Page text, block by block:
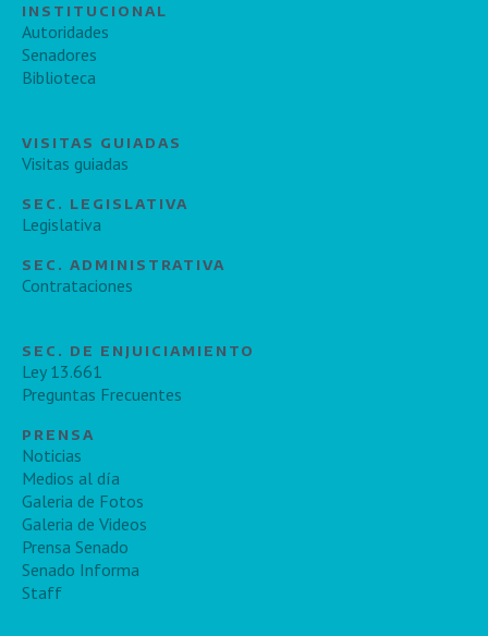
INSTITUCIONAL
Autoridades
Senadores
Biblioteca
VISITAS GUIADAS
Visitas guiadas
SEC. LEGISLATIVA
Legislativa
SEC. ADMINISTRATIVA
Contrataciones
SEC. DE ENJUICIAMIENTO
Ley 13.661
Preguntas Frecuentes
PRENSA
Noticias
Medios al día
Galeria de Fotos
Galeria de Videos
Prensa Senado
Senado Informa
Staff